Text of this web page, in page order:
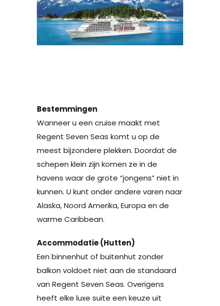
Bestemmingen
Wanneer u een cruise maakt met
Regent Seven Seas komt u op de
meest bijzondere plekken. Doordat de
schepen klein zijn komen ze in de
havens waar de grote “jongens” niet in
kunnen. U kunt onder andere varen naar
Alaska, Noord Amerika, Europa en de
warme Caribbean.
Accommodatie (Hutten)
Een binnenhut of buitenhut zonder
balkon voldoet niet aan de standaard
van Regent Seven Seas. Overigens
heeft elke luxe suite een keuze uit